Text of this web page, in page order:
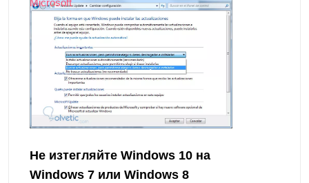
Microsoft
Не изтегляйте Windows 10 на
Windows 7 или Windows 8